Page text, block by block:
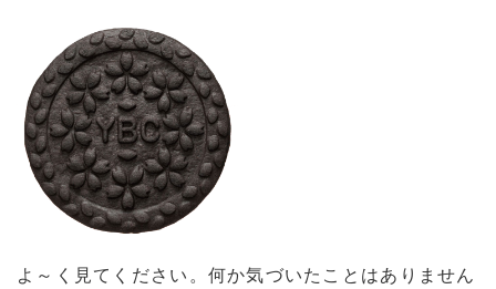
よ～く見てください。何か気づいたことはありません